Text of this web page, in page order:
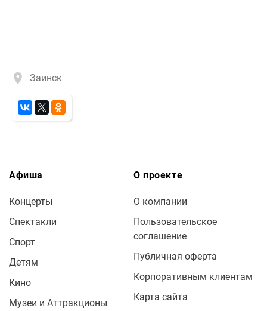
Заинск
Афиша
Концерты
Спектакли
Спорт
Детям
Кино
Музеи и Аттракционы
О проекте
О компании
Пользовательское
соглашение
Публичная оферта
Корпоративным клиентам
Карта сайта